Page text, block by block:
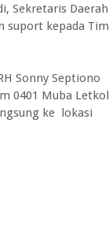
Sekretaris Daerah
suport kepada Tim
Sonny Septiono
0401 Muba Letkol
ke lokasi